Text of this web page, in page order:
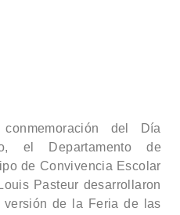
del Día
el Departamento de
de Convivencia Escolar
Pasteur desarrollaron
de la Feria de las